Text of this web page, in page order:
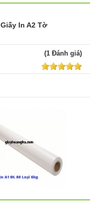
Giấy In A2 Tờ
(1 Đánh giá)